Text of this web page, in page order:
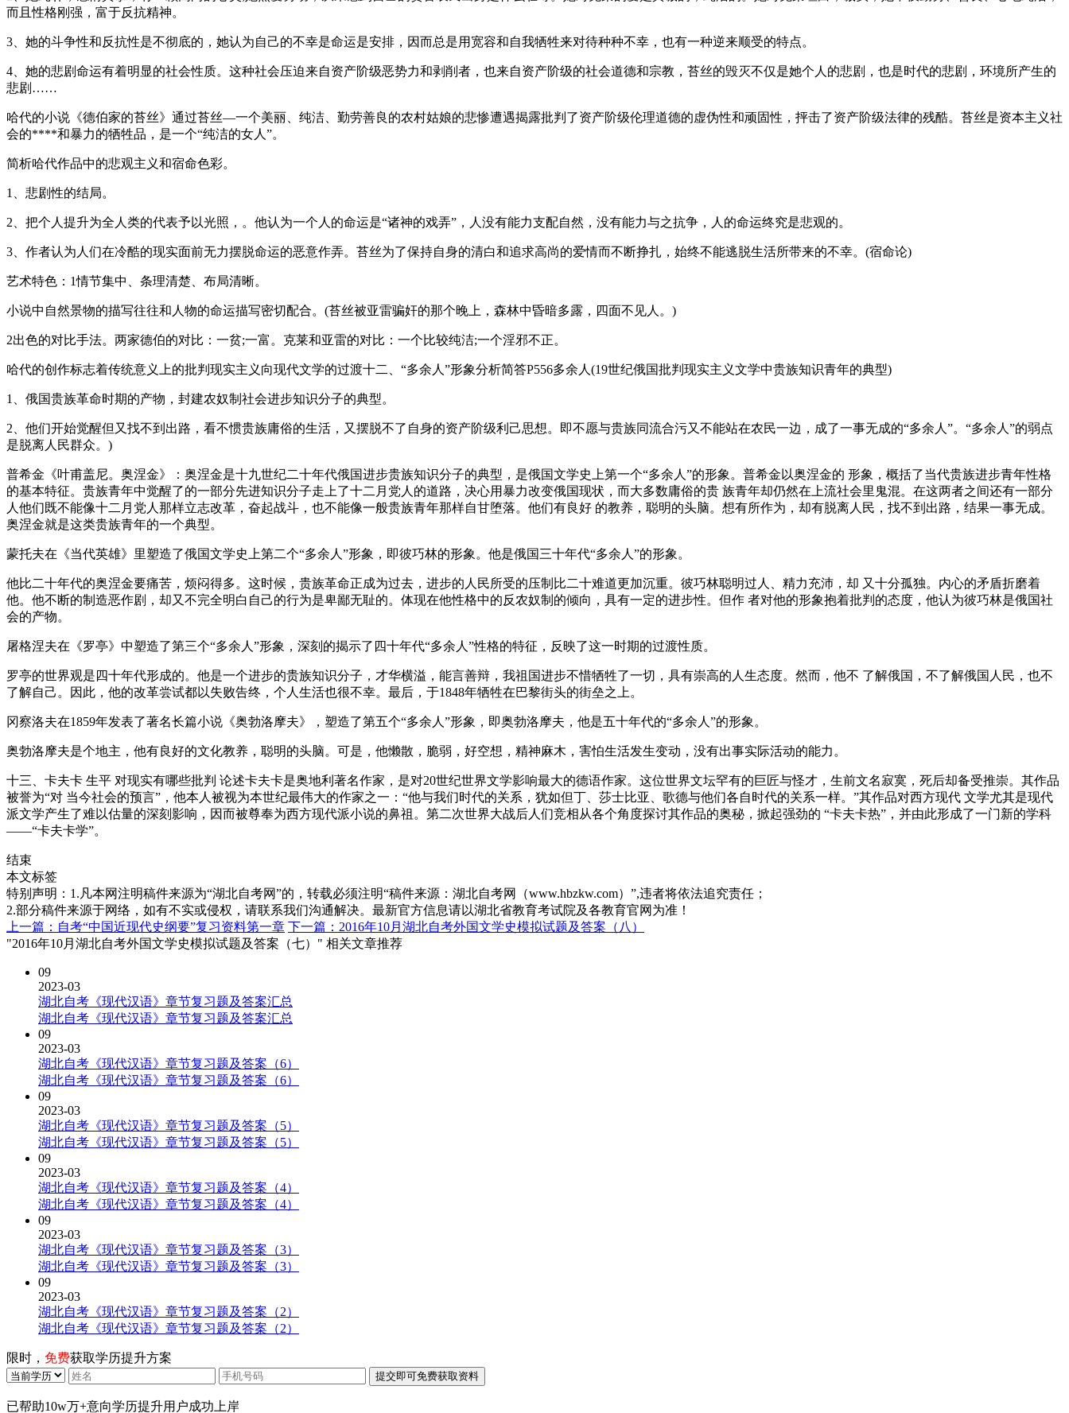
而且性格刚强，富于反抗精神。
3、她的斗争性和反抗性是不彻底的，她认为自己的不幸是命运是安排，因而总是用宽容和自我牺牲来对待种种不幸，也有一种逆来顺受的特点。
4、她的悲剧命运有着明显的社会性质。这种社会压迫来自资产阶级恶势力和剥削者，也来自资产阶级的社会道德和宗教，苔丝的毁灭不仅是她个人的悲剧，也是时代的悲剧，环境所产生的
悲剧……
哈代的小说《德伯家的苔丝》通过苔丝―一个美丽、纯洁、勤劳善良的农村姑娘的悲惨遭遇揭露批判了资产阶级伦理道德的虚伪性和顽固性，抨击了资产阶级法律的残酷。苔丝是资本主义社
会的****和暴力的牺牲品，是一个“纯洁的女人”。
简析哈代作品中的悲观主义和宿命色彩。
1、悲剧性的结局。
2、把个人提升为全人类的代表予以光照，。他认为一个人的命运是“诸神的戏弄”，人没有能力支配自然，没有能力与之抗争，人的命运终究是悲观的。
3、作者认为人们在冷酷的现实面前无力摆脱命运的恶意作弄。苔丝为了保持自身的清白和追求高尚的爱情而不断挣扎，始终不能逃脱生活所带来的不幸。(宿命论)
艺术特色：1情节集中、条理清楚、布局清晰。
小说中自然景物的描写往往和人物的命运描写密切配合。(苔丝被亚雷骗奸的那个晚上，森林中昏暗多露，四面不见人。)
2出色的对比手法。两家德伯的对比：一贫;一富。克莱和亚雷的对比：一个比较纯洁;一个淫邪不正。
哈代的创作标志着传统意义上的批判现实主义向现代文学的过渡十二、“多余人”形象分析简答P556多余人(19世纪俄国批判现实主义文学中贵族知识青年的典型)
1、俄国贵族革命时期的产物，封建农奴制社会进步知识分子的典型。
2、他们开始觉醒但又找不到出路，看不惯贵族庸俗的生活，又摆脱不了自身的资产阶级利己思想。即不愿与贵族同流合污又不能站在农民一边，成了一事无成的“多余人”。“多余人”的弱点
是脱离人民群众。)
普希金《叶甫盖尼。奥涅金》：奥涅金是十九世纪二十年代俄国进步贵族知识分子的典型，是俄国文学史上第一个“多余人”的形象。普希金以奥涅金的 形象，概括了当代贵族进步青年性格
的基本特征。贵族青年中觉醒了的一部分先进知识分子走上了十二月党人的道路，决心用暴力改变俄国现状，而大多数庸俗的贵 族青年却仍然在上流社会里鬼混。在这两者之间还有一部分
人他们既不能像十二月党人那样立志改革，奋起战斗，也不能像一般贵族青年那样自甘堕落。他们有良好 的教养，聪明的头脑。想有所作为，却有脱离人民，找不到出路，结果一事无成。
奥涅金就是这类贵族青年的一个典型。
蒙托夫在《当代英雄》里塑造了俄国文学史上第二个“多余人”形象，即彼巧林的形象。他是俄国三十年代“多余人”的形象。
他比二十年代的奥涅金要痛苦，烦闷得多。这时候，贵族革命正成为过去，进步的人民所受的压制比二十难道更加沉重。彼巧林聪明过人、精力充沛，却 又十分孤独。内心的矛盾折磨着
他。他不断的制造恶作剧，却又不完全明白自己的行为是卑鄙无耻的。体现在他性格中的反农奴制的倾向，具有一定的进步性。但作 者对他的形象抱着批判的态度，他认为彼巧林是俄国社
会的产物。
屠格涅夫在《罗亭》中塑造了第三个“多余人”形象，深刻的揭示了四十年代“多余人”性格的特征，反映了这一时期的过渡性质。
罗亭的世界观是四十年代形成的。他是一个进步的贵族知识分子，才华横溢，能言善辩，我祖国进步不惜牺牲了一切，具有崇高的人生态度。然而，他不 了解俄国，不了解俄国人民，也不
了解自己。因此，他的改革尝试都以失败告终，个人生活也很不幸。最后，于1848年牺牲在巴黎街头的街垒之上。
冈察洛夫在1859年发表了著名长篇小说《奥勃洛摩夫》，塑造了第五个“多余人”形象，即奥勃洛摩夫，他是五十年代的“多余人”的形象。
奥勃洛摩夫是个地主，他有良好的文化教养，聪明的头脑。可是，他懒散，脆弱，好空想，精神麻木，害怕生活发生变动，没有出事实际活动的能力。
十三、卡夫卡 生平 对现实有哪些批判 论述卡夫卡是奥地利著名作家，是对20世纪世界文学影响最大的德语作家。这位世界文坛罕有的巨匠与怪才，生前文名寂寞，死后却备受推崇。其作品
被誉为“对 当今社会的预言”，他本人被视为本世纪最伟大的作家之一：“他与我们时代的关系，犹如但丁、莎士比亚、歌德与他们各自时代的关系一样。”其作品对西方现代 文学尤其是现代
派文学产生了难以估量的深刻影响，因而被尊奉为西方现代派小说的鼻祖。第二次世界大战后人们竞相从各个角度探讨其作品的奥秘，掀起强劲的 “卡夫卡热”，并由此形成了一门新的学科
——“卡夫卡学”。
结束
本文标签
特别声明：1.凡本网注明稿件来源为“湖北自考网”的，转载必须注明“稿件来源：湖北自考网（www.hbzkw.com）”,违者将依法追究责任；
2.部分稿件来源于网络，如有不实或侵权，请联系我们沟通解决。最新官方信息请以湖北省教育考试院及各教育官网为准！
上一篇：自考“中国近现代史纲要”复习资料第一章 下一篇：2016年10月湖北自考外国文学史模拟试题及答案（八）
"2016年10月湖北自考外国文学史模拟试题及答案（七）" 相关文章推荐
09
2023-03
湖北自考《现代汉语》章节复习题及答案汇总
湖北自考《现代汉语》章节复习题及答案汇总
09
2023-03
湖北自考《现代汉语》章节复习题及答案（6）
湖北自考《现代汉语》章节复习题及答案（6）
09
2023-03
湖北自考《现代汉语》章节复习题及答案（5）
湖北自考《现代汉语》章节复习题及答案（5）
09
2023-03
湖北自考《现代汉语》章节复习题及答案（4）
湖北自考《现代汉语》章节复习题及答案（4）
09
2023-03
湖北自考《现代汉语》章节复习题及答案（3）
湖北自考《现代汉语》章节复习题及答案（3）
09
2023-03
湖北自考《现代汉语》章节复习题及答案（2）
湖北自考《现代汉语》章节复习题及答案（2）
限时， 免费获取学历提升方案
已帮助10w万+意向学历提升用户成功上岸